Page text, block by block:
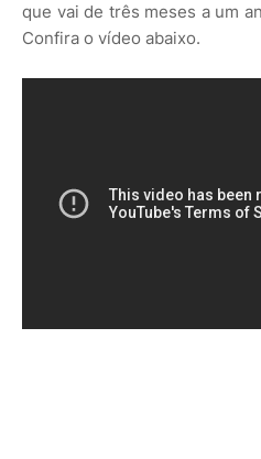
que vai de três meses a um
Confira o vídeo abaixo.